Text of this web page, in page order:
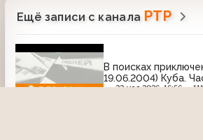
Ещё записи с канала РТР
В поисках
19.06.2004) Куба.
22 мая 2026, 16:56